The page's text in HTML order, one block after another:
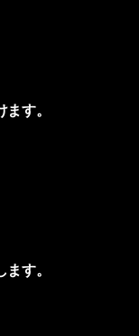
す。
す。